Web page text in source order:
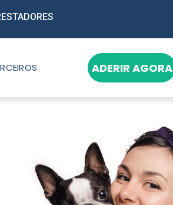
ADERIR AGORA